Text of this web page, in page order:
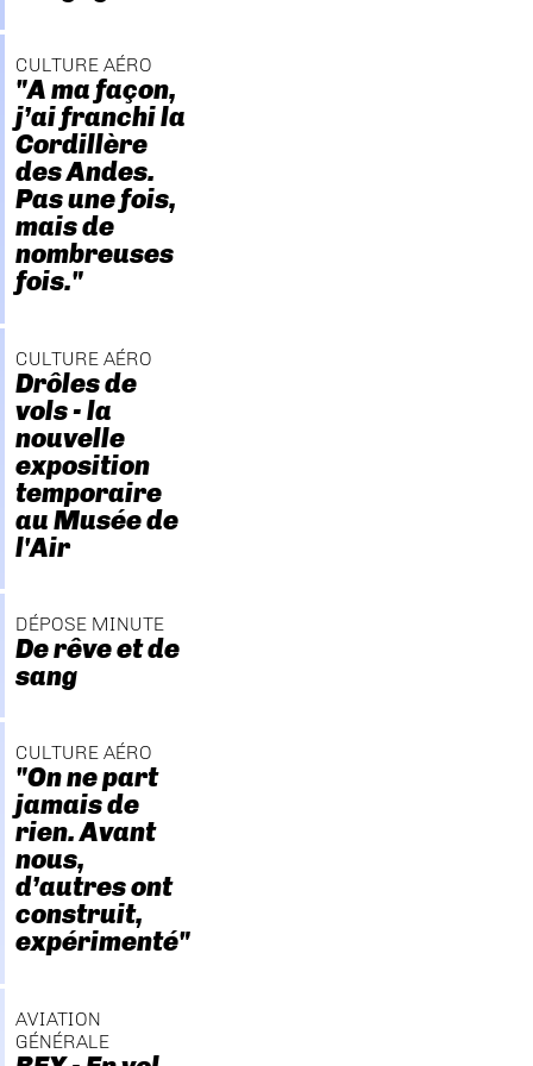
CULTURE AÉRO
"A ma façon,
j’ai franchi la
Cordillère
des Andes.
Pas une fois,
mais de
nombreuses
fois."
CULTURE AÉRO
Drôles de
vols - la
nouvelle
exposition
temporaire
au Musée de
l'Air
DÉPOSE MINUTE
De rêve et de
sang
CULTURE AÉRO
"On ne part
jamais de
rien. Avant
nous,
d’autres ont
construit,
expérimenté"
AVIATION
GÉNÉRALE